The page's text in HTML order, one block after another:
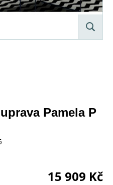
Pamela P
15 909 Kč